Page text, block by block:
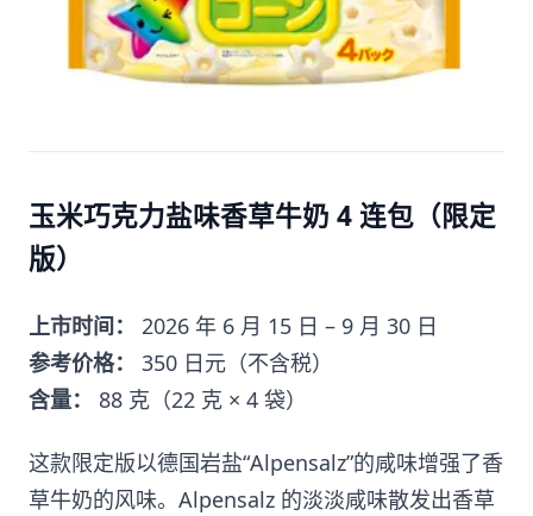
玉米巧克力盐味香草牛奶 4 连包（限定
版）
上市时间：
2026 年 6 月 15 日 – 9 月 30 日
参考价格：
350 日元（不含税）
含量：
88 克（22 克 × 4 袋）
这款限定版以德国岩盐“Alpensalz”的咸味增强了香
草牛奶的风味。Alpensalz 的淡淡咸味散发出香草